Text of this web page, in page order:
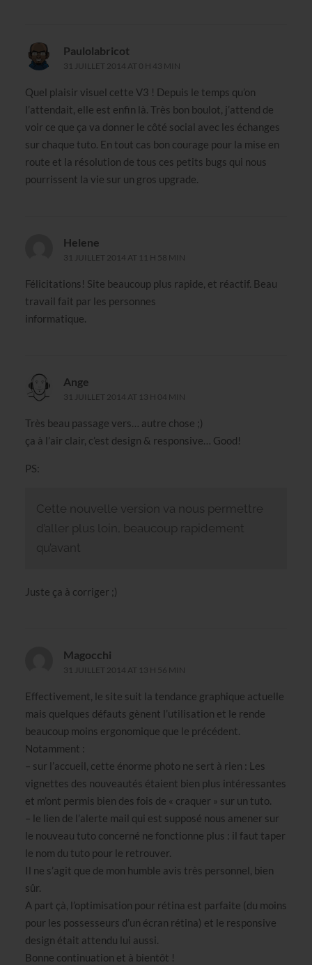
Paulolabricot
31 JUILLET 2014 AT 0 H 43 MIN
Quel plaisir visuel cette V3 ! Depuis le temps qu’on
l’attendait, elle est enfin là. Très bon boulot, j’attend de
voir ce que ça va donner le côté social avec les échanges
sur chaque tuto. En tout cas bon courage pour la mise en
route et la résolution de tous ces petits bugs qui nous
pourrissent la vie sur un gros upgrade.
Helene
31 JUILLET 2014 AT 11 H 58 MIN
Félicitations! Site beaucoup plus rapide, et réactif. Beau
travail fait par les personnes
informatique.
Ange
31 JUILLET 2014 AT 13 H 04 MIN
Très beau passage vers… autre chose ;)
ça à l’air clair, c’est design & responsive… Good!
PS:
Cette nouvelle version va nous permettre
d’aller plus loin, beaucoup rapidement
qu’avant
Juste ça à corriger ;)
Magocchi
31 JUILLET 2014 AT 13 H 56 MIN
Effectivement, le site suit la tendance graphique actuelle
mais quelques défauts gènent l’utilisation et le rende
beaucoup moins ergonomique que le précédent.
Notamment :
– sur l’accueil, cette énorme photo ne sert à rien : Les
vignettes des nouveautés étaient bien plus intéressantes
et m’ont permis bien des fois de « craquer » sur un tuto.
– le lien de l’alerte mail qui est supposé nous amener sur
le nouveau tuto concerné ne fonctionne plus : il faut taper
le nom du tuto pour le retrouver.
Il ne s’agit que de mon humble avis très personnel, bien
sûr.
A part çà, l’optimisation pour rétina est parfaite (du moins
pour les possesseurs d’un écran rétina) et le responsive
design était attendu lui aussi.
Bonne continuation et à bientôt !